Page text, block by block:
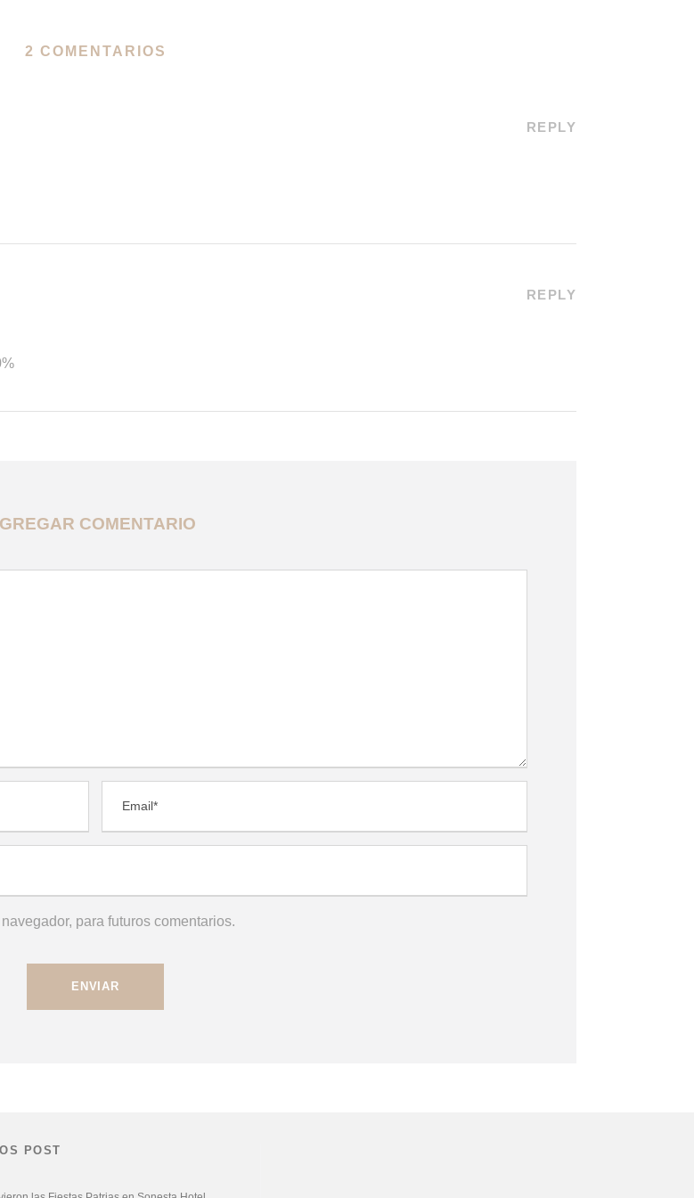
2 COMENTARIOS
REPLY
REPLY
COMENTARIO
para futuros comentarios.
POST